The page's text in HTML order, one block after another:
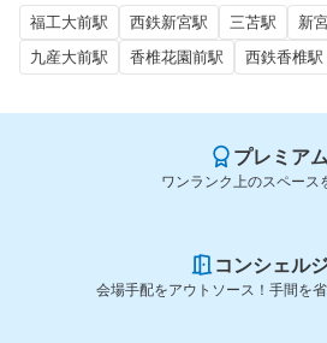
福工大前駅 西鉄新宮駅 三苫駅 新
九産大前駅
香椎花園前駅 西鉄香椎駅
プレミア
ワンランク上のスペース
コンシェル
会場手配をアウトソース！手間を